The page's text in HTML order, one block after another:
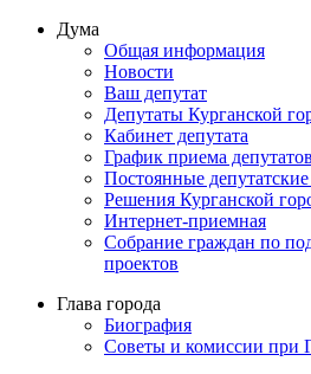
Дума
Общая информация
Новости
Ваш депутат
Депутаты Курганской
Кабинет депутата
График приема депутатов
Постоянные
Решения Курганской
Интернет-приемная
Собрание граждан по
проектов
Глава города
Биография
Советы и комиссии при